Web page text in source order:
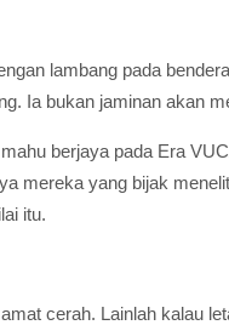
lambang pada
Ia bukan jaminan akan
berjaya pada Era
mereka yang bijak
itu.
cerah. Lainlah kalau